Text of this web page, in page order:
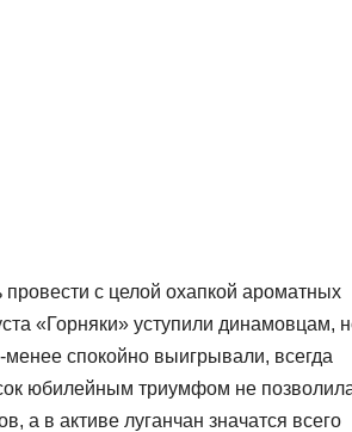
с целой охапкой ароматных
«Горняки» уступили динамовцам,
спокойно выигрывали, всегда
юбилейным триумфом не
а в активе луганчан значатся всего